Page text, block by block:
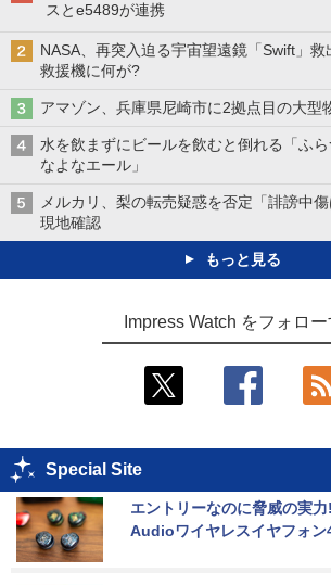
スとe5489が連携
NASA、再突入迫る宇宙望遠鏡「Swift」
救援機に何が?
アマゾン、兵庫県尼崎市に2拠点目の大
水を飲まずにビールを飲むと倒れる「ふ
なよなエール」
メルカリ、梨の転売疑惑を否定「誹謗中
現地確認
もっと見る
Impress Watch をフォロー
Special Site
エントリーなのに脅威の実
Audioワイヤレスイヤフォン